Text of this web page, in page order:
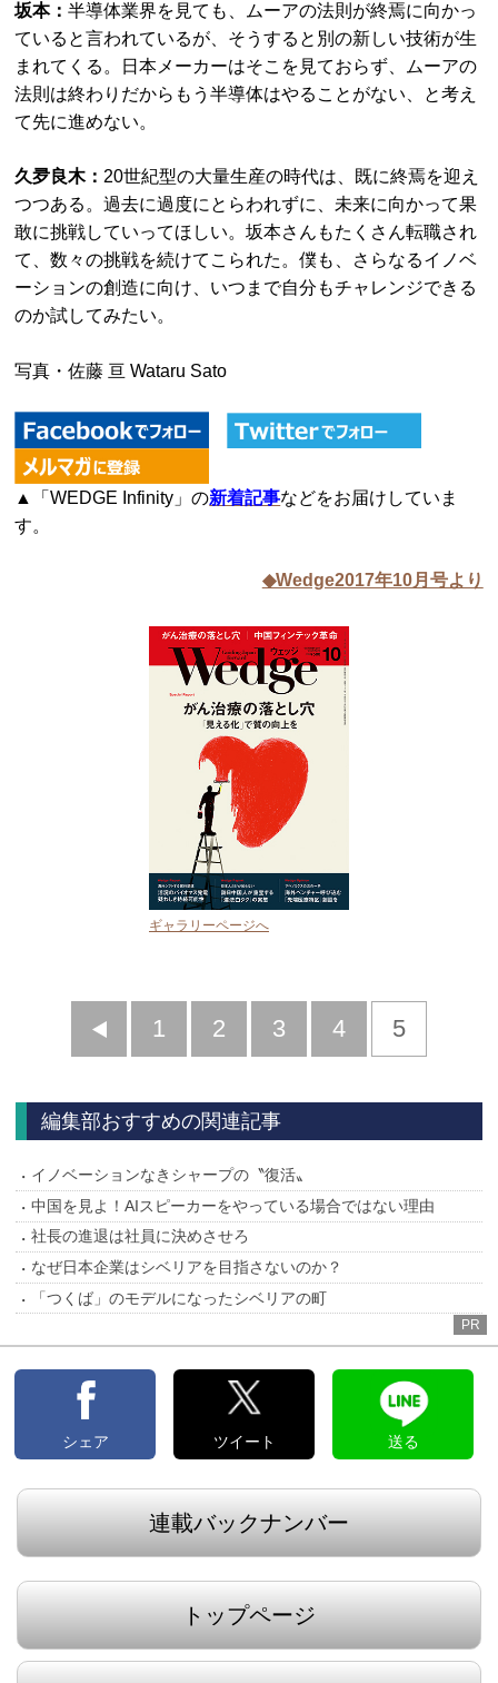
坂本：半導体業界を見ても、ムーアの法則が終焉に向かっ
ていると言われているが、そうすると別の新しい技術が生
まれてくる。日本メーカーはそこを見ておらず、ムーアの
法則は終わりだからもう半導体はやることがない、と考え
て先に進めない。
久夛良木： 20世紀型の大量生産の時代は、既に終焉を迎え
つつある。過去に過度にとらわれずに、未来に向かって果
敢に挑戦していってほしい。坂本さんもたくさん転職され
て、数々の挑戦を続けてこられた。僕も、さらなるイノベ
ーションの創造に向け、いつまで自分もチャレンジできる
のか試してみたい。
写真・佐藤 亘 Wataru Sato
▲「WEDGE Infinity」の新着記事などをお届けしていま
す。
◆Wedge2017年10月号より
ギャラリーページへ
前
1 2 3 4 5
編集部おすすめの関連記事
イノベーションなきシャープの〝復活〟
中国を見よ！AIスピーカーをやっている場合ではない理由
社長の進退は社員に決めさせろ
なぜ日本企業はシベリアを目指さないのか？
「つくば」のモデルになったシベリアの町
PR
シェア ツイート 送る
連載バックナンバー
トップページ